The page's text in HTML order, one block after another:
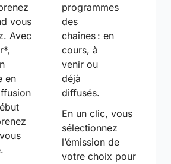
vous
Avec
en
programmes
des
chaînes : en
cours, à
venir ou
déjà
diffusés.
En un clic, vous
sélectionnez
l’émission de
votre choix pour